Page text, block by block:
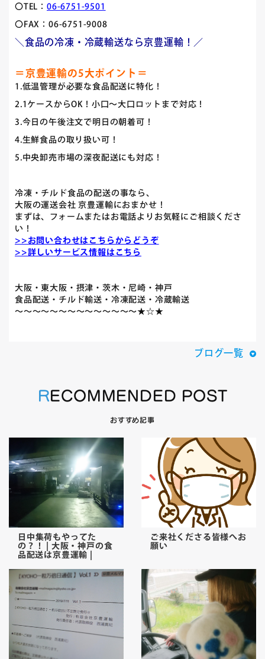
〇TEL：06-6751-9501
〇FAX：06-6751-9008
＼食品の冷凍・冷蔵輸送なら京豊運輸！／
＝京豊運輸の5大ポイント＝
1.低温管理が必要な食品配送に特化！
2.1ケースからOK！小口～大口ロットまで対応！
3.今日の午後注文で明日の朝着可！
4.生鮮食品の取り扱い可！
5.中央卸売市場の深夜配送にも対応！
冷凍・チルド食品の配送の事なら、
大阪の運送会社 京豊運輸におまかせ！
まずは、フォームまたはお電話よりお気軽にご相談くださ
い！
>>お問い合わせはこちらからどうぞ
>>詳しいサービス情報はこちら
大阪・東大阪・摂津・茨木・尼崎・神戸
食品配送・チルド輸送・冷凍配送・冷蔵輸送
～～～～～～～～～～～～～～★☆★
ブログ一覧
RECOMMENDED POST
おすすめ記事
日中集荷もやってた
の？！ | 大阪・神戸の食
品配送は京豊運輸 |
ご来社くださる皆様へお
願い